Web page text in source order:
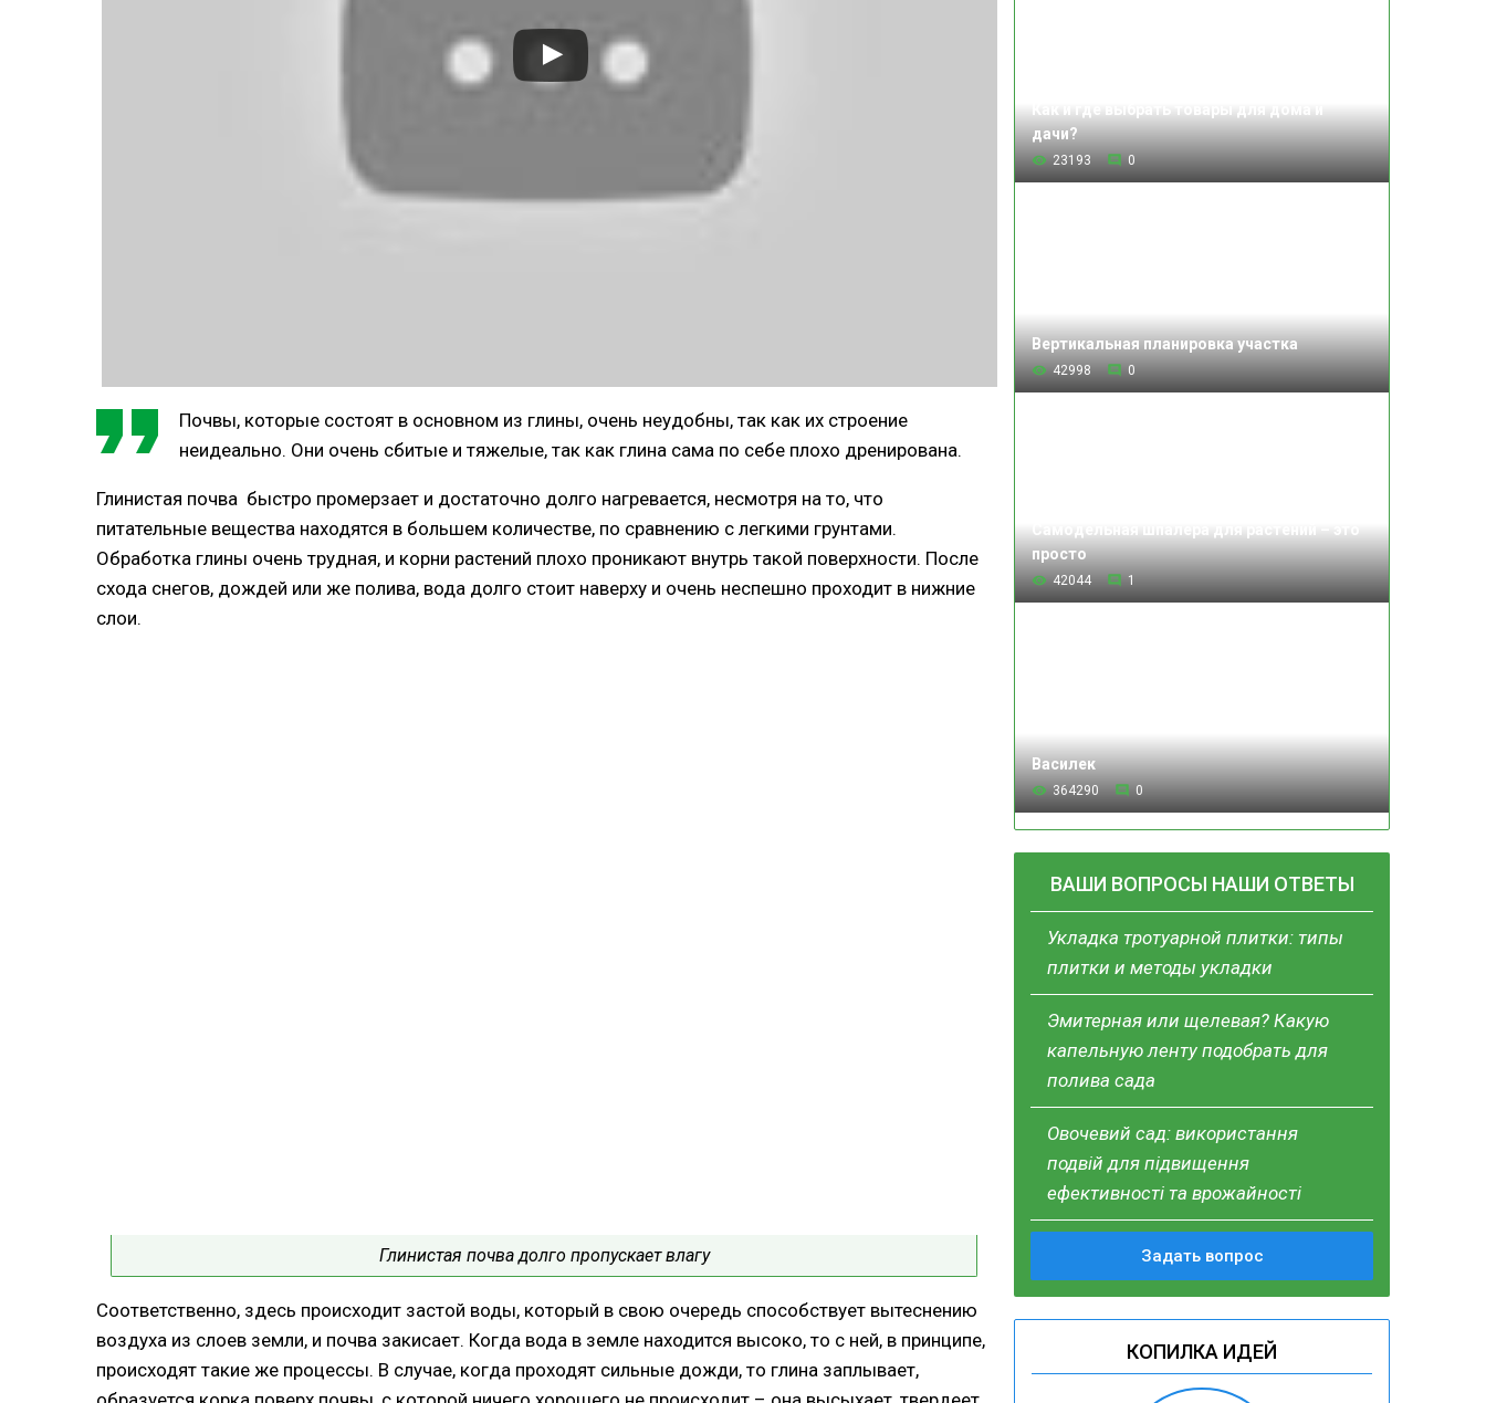
дачи?
23193 0
Вертикальная планировка участка
42998 0
просто
42044 1
Василек
364290 0
ВАШИ ВОПРОСЫ НАШИ ОТВЕТЫ
Укладка тротуарной плитки: типы
плитки и методы укладки
Эмитерная или щелевая? Какую
капельную ленту подобрать для
полива сада
Овочевий сад: використання
подвій для підвищення
ефективності та врожайності
Задать вопрос
КОПИЛКА ИДЕЙ
Почвы, которые состоят в основном из глины, очень неудобны, так как их строение
неидеально. Они очень cбитые и тяжелые, так как глина сама по себе плохо дренирована.
Глинистая почва быстро промерзает и достаточно долго нагревается, несмотря на то, что
питательные вещества находятся в большем количестве, по сравнению с легкими грунтами.
Обработка глины очень трудная, и корни растений плохо проникают внутрь такой поверхности. После
схода снегов, дождей или же полива, вода долго стоит наверху и очень неспешно проходит в нижние
слои.
Глинистая почва долго пропускает влагу
Соответственно, здесь происходит застой воды, который в свою очередь способствует вытеснению
воздуха из слоев земли, и почва закисает. Когда вода в земле находится высоко, то с ней, в принципе,
происходят такие же процессы. В случае, когда проходят сильные дожди, то глина заплывает,